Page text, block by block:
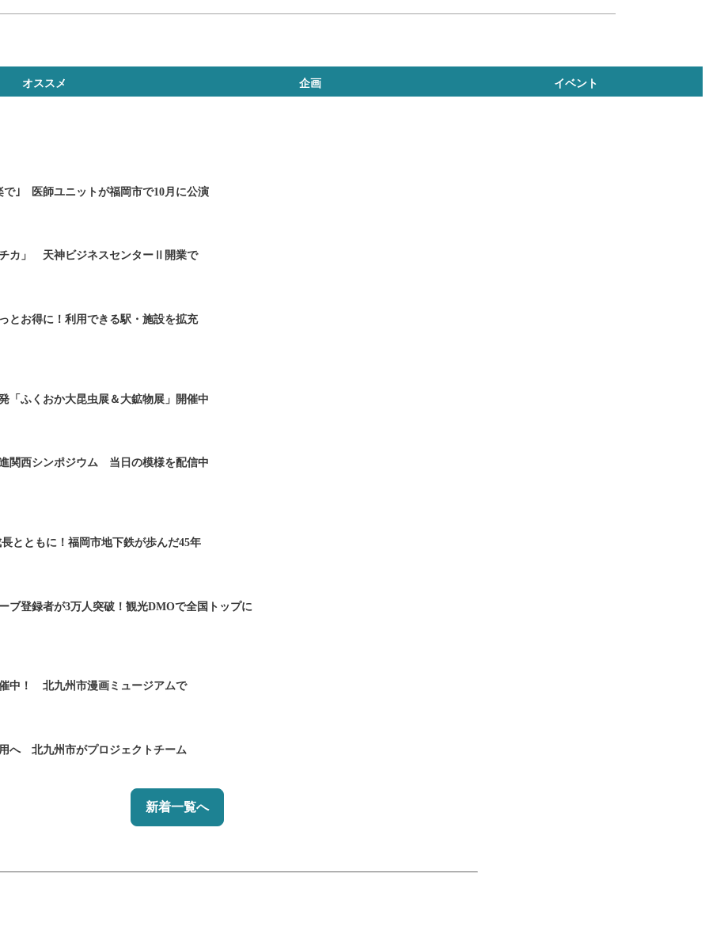
オススメ 企画 イベント
で｣ 医師ユニットが福岡市で10月に公演
カ」 天神ビジネスセンターⅡ開業で
とお得に！利用できる駅・施設を拡充
「ふくおか大昆虫展＆大鉱物展」開催中
関西シンポジウム 当日の模様を配信中
とともに！福岡市地下鉄が歩んだ45年
ブ登録者が3万人突破！観光DMOで全国トップに
中！ 北九州市漫画ミュージアムで
へ 北九州市がプロジェクトチーム
新着一覧へ